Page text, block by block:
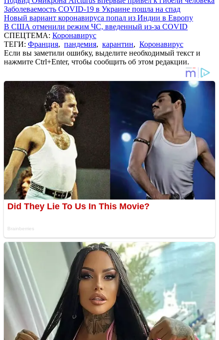
Заболеваемость COVID-19 в Украине пошла на спад
Новый вариант коронавируса попал из Индии в Европу
В США отменили режим ЧС, введенный из-за COVID
СПЕЦТЕМА: Коронавирус
ТЕГИ: Франция, пандемия, карантин, Коронавирус
Если вы заметили ошибку, выделите необходимый текст и
нажмите Ctrl+Enter, чтобы сообщить об этом редакции.